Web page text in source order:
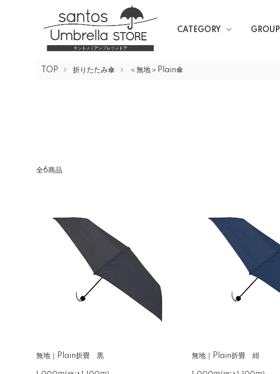
CATEGORY GROUP
TOP 折りたたみ傘 ＜無地＞Plain傘
全6商品
無地｜Plain折畳 黒 無地｜Plain折畳 紺